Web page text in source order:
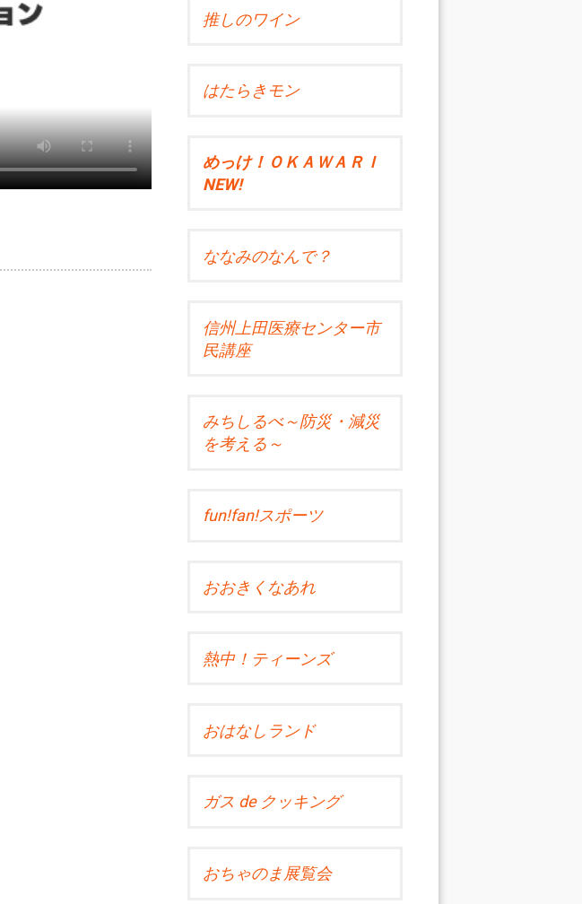
推しのワイン
はたらきモン
めっけ！ＯＫＡＷＡＲＩ
NEW!
ななみのなんで？
信州上田医療センター市
民講座
みちしるべ～防災・減災
を考える～
fun!fan!スポーツ
おおきくなあれ
熱中！ティーンズ
おはなしランド
ガス de クッキング
おちゃのま展覧会